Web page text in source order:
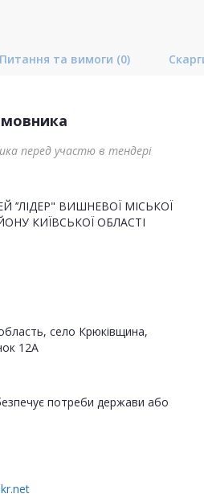
Питання та вимоги (0)
перед участю в тендері
ВИШНЕВОЇ МІСЬКОЇ
КИЇВСЬКОЇ ОБЛАСТІ
село Крюківщина,
12А
потреби держави або